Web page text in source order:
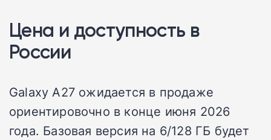
Цена и доступность в
России
Galaxy A27 ожидается в продаже
ориентировочно в конце июня 2026
года. Базовая версия на 6/128 ГБ будет